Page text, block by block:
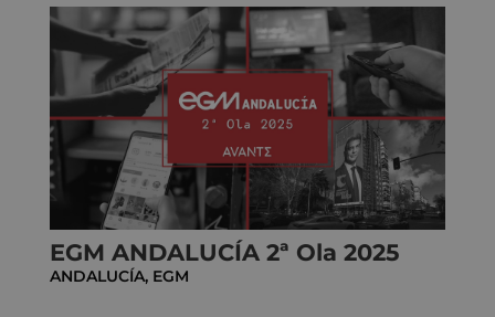
EGM ANDALUCÍA 2ª Ola 2025
ANDALUCÍA, EGM